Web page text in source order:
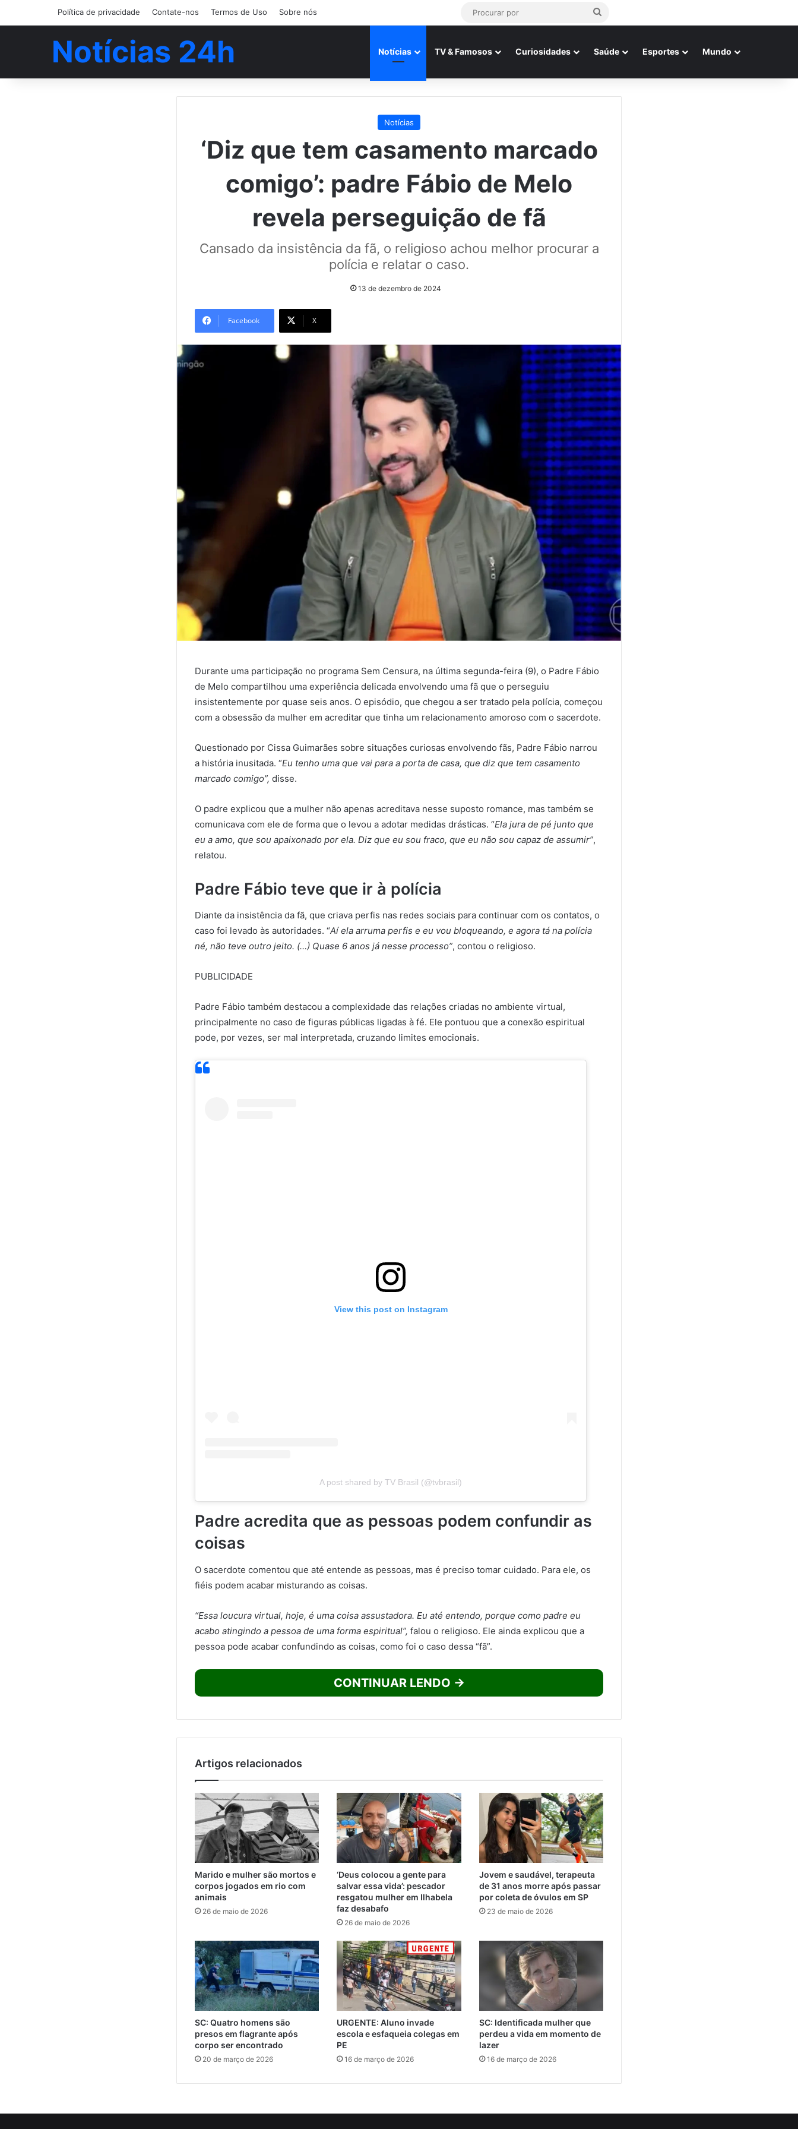
Política de privacidade Contate-nos Termos de Uso Sobre nós
Procurar
Notícias 24h Notícias TV & Famosos Curiosidades Saúde Esportes Mundo
Notícias
‘Diz que tem casamento marcado
comigo’: padre Fábio de Melo
revela perseguição de fã
Cansado da insistência da fã, o religioso achou melhor procurar a
polícia e relatar o caso.
13 de dezembro de 2024
Facebook X
Durante uma participação no programa Sem Censura, na última segunda-feira (9), o Padre Fábio
de Melo compartilhou uma experiência delicada envolvendo uma fã que o perseguiu
insistentemente por quase seis anos. O episódio, que chegou a ser tratado pela polícia, começou
com a obsessão da mulher em acreditar que tinha um relacionamento amoroso com o sacerdote.
Questionado por Cissa Guimarães sobre situações curiosas envolvendo fãs, Padre Fábio narrou
a história inusitada. “Eu tenho uma que vai para a porta de casa, que diz que tem casamento
marcado comigo”, disse.
O padre explicou que a mulher não apenas acreditava nesse suposto romance, mas também se
comunicava com ele de forma que o levou a adotar medidas drásticas. “Ela jura de pé junto que
eu a amo, que sou apaixonado por ela. Diz que eu sou fraco, que eu não sou capaz de assumir”,
relatou.
Padre Fábio teve que ir à polícia
Diante da insistência da fã, que criava perfis nas redes sociais para continuar com os contatos, o
caso foi levado às autoridades. “Aí ela arruma perfis e eu vou bloqueando, e agora tá na polícia
né, não teve outro jeito. (…) Quase 6 anos já nesse processo”, contou o religioso.
PUBLICIDADE
Padre Fábio também destacou a complexidade das relações criadas no ambiente virtual,
principalmente no caso de figuras públicas ligadas à fé. Ele pontuou que a conexão espiritual
pode, por vezes, ser mal interpretada, cruzando limites emocionais.
View this post on Instagram
A post shared by TV Brasil (@tvbrasil)
Padre acredita que as pessoas podem confundir as
coisas
O sacerdote comentou que até entende as pessoas, mas é preciso tomar cuidado. Para ele, os
fiéis podem acabar misturando as coisas.
“Essa loucura virtual, hoje, é uma coisa assustadora. Eu até entendo, porque como padre eu
acabo atingindo a pessoa de uma forma espiritual”, falou o religioso. Ele ainda explicou que a
pessoa pode acabar confundindo as coisas, como foi o caso dessa “fã”.
CONTINUAR LENDO →
Artigos relacionados
Marido e mulher são mortos e
corpos jogados em rio com
animais
26 de maio de 2026
‘Deus colocou a gente para
salvar essa vida’: pescador
resgatou mulher em Ilhabela
faz desabafo
26 de maio de 2026
Jovem e saudável, terapeuta
de 31 anos morre após passar
por coleta de óvulos em SP
23 de maio de 2026
SC: Quatro homens são
presos em flagrante após
corpo ser encontrado
20 de março de 2026
URGENTE: Aluno invade
escola e esfaqueia colegas em
PE
16 de março de 2026
SC: Identificada mulher que
perdeu a vida em momento de
lazer
16 de março de 2026